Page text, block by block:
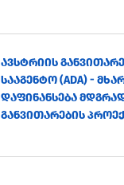
ᲐᲕᲡᲢᲠᲘᲘᲡ
ᲡᲐᲐᲒᲔᲜᲢᲝ (ADA) -
ᲓᲐᲤᲘᲜᲐᲜᲡᲔᲑᲐ
ᲒᲐᲜᲕᲘᲗᲐᲠᲔᲑᲘᲡ